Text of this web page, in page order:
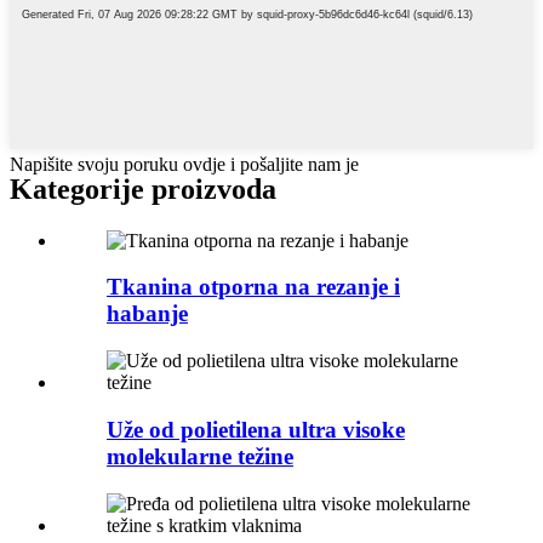
Napišite svoju poruku ovdje i pošaljite nam je
Kategorije proizvoda
Tkanina otporna na rezanje i
habanje
Uže od polietilena ultra visoke
molekularne težine